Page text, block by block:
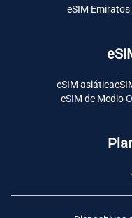
eSIM
eSIM asiática
eSIM de Medio